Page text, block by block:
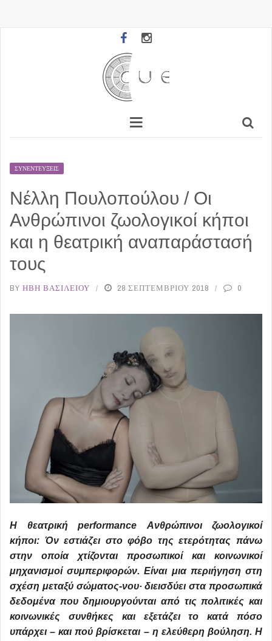
ΣΥΝΕΝΤΕΎΞΕΙΣ
Νέλλη Πουλοπούλου / Οι
Ανθρώπινοι ζωολογικοί κήποι
και η θεατρική αναπαράστασή
τους
BY ΉΒΗ ΒΑΣΙΛΕΊΟΥ 28 ΣΕΠΤΕΜΒΡΊΟΥ 2018 0
Η θεατρική performance Ανθρώπινοι ζωολογικοί
κήποι: Όν εστιάζει στο φόβο της ετερότητας πάνω
στην οποία χτίζονται προσωπικοί και κοινωνικοί
μηχανισμοί συμπεριφορών. Είναι μια περιήγηση στη
σχέση μεταξύ σώματος-νου· διεισδύει στα προσωπικά
δεδομένα που δημιουργούνται από τις πολιτικές και
κοινωνικές συνθήκες και εξετάζει το κατά πόσο
υπάρχει – και πού βρίσκεται – η ελεύθερη βούληση. Η